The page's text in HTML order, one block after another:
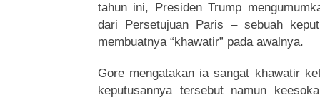
tahun ini, Presiden Trump
dari Persetujuan Paris – sebuah
membuatnya “khawatir” pada awalnya.
Gore mengatakan ia sangat khawatir
keputusannya tersebut namun